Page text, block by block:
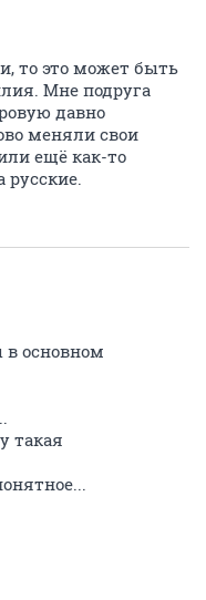
то это может быть
Мне подруга
давно
меняли свои
ещё как-то
основном